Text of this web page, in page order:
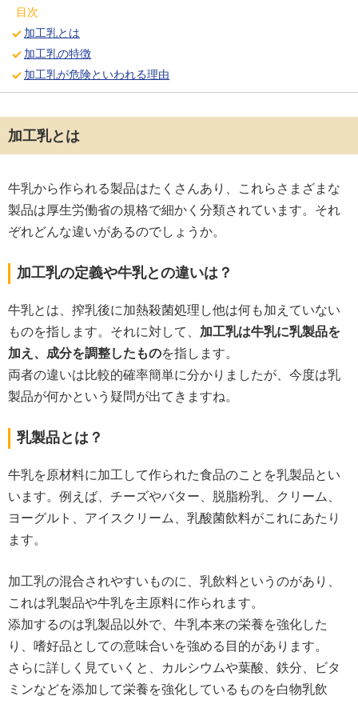
目次
加工乳とは
加工乳の特徴
加工乳が危険といわれる理由
加工乳とは
牛乳から作られる製品はたくさんあり、これらさまざまな
製品は厚生労働省の規格で細かく分類されています。それ
ぞれどんな違いがあるのでしょうか。
加工乳の定義や牛乳との違いは？
牛乳とは、搾乳後に加熱殺菌処理し他は何も加えていない
ものを指します。それに対して、 加工乳は牛乳に乳製品を
加え、成分を調整したものを指します。
両者の違いは比較的確率簡単に分かりましたが、今度は乳
製品が何かという疑問が出てきますね。
乳製品とは？
牛乳を原材料に加工して作られた食品のことを乳製品とい
います。例えば、チーズやバター、脱脂粉乳、クリーム、
ヨーグルト、アイスクリーム、乳酸菌飲料がこれにあたり
ます。
加工乳の混合されやすいものに、乳飲料というのがあり、
これは乳製品や牛乳を主原料に作られます。
添加するのは乳製品以外で、牛乳本来の栄養を強化した
り、嗜好品としての意味合いを強める目的があります。
さらに詳しく見ていくと、カルシウムや葉酸、鉄分、ビタ
ミンなどを添加して栄養を強化しているものを白物乳飲